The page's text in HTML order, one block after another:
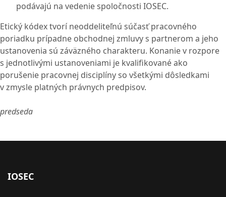
podávajú na vedenie spoločnosti IOSEC.
Etický kódex tvorí neoddeliteľnú súčasť pracovného
poriadku prípadne obchodnej zmluvy s partnerom a jeho
ustanovenia sú záväzného charakteru. Konanie v rozpore
s jednotlivými ustanoveniami je kvalifikované ako
porušenie pracovnej disciplíny so všetkými dôsledkami
v zmysle platných právnych predpisov.
predseda
IOSEC